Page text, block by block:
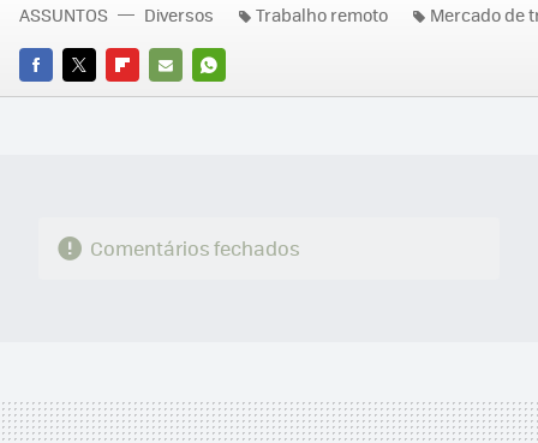
FACEBOOK
TWITTERFLIPBOARD
E-
WHATSAPP
ASSUNTOS Diversos Trabalho remoto Mercado de
Comentários fechados